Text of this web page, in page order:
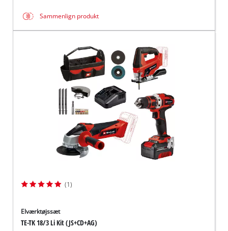
Sammenlign produkt
(1)
Elværktøjssæt
TE-TK 18/3 Li Kit (JS+CD+AG)